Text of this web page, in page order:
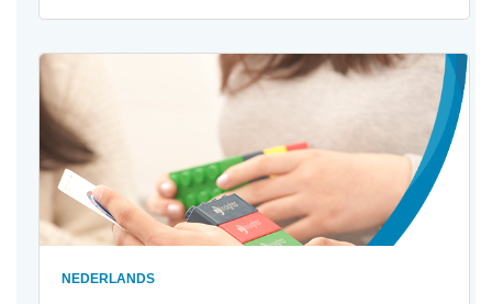
NEDERLANDS